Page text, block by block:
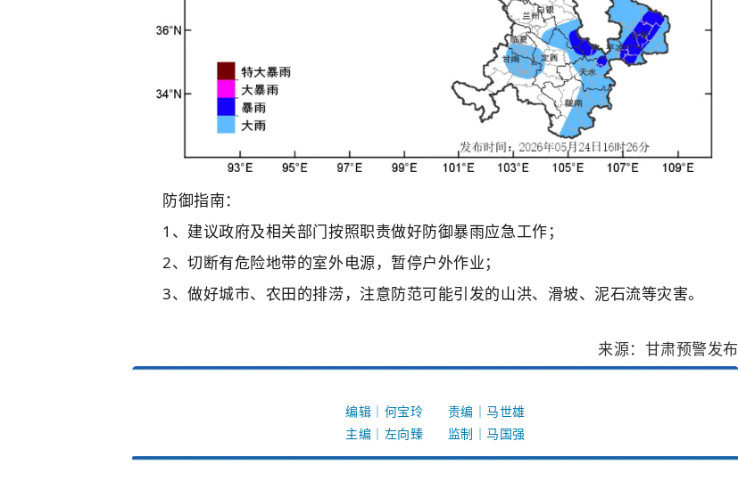
防御指南：
1、建议政府及相关部门按照职责做好防御暴雨应急工作；
2、切断有危险地带的室外电源，暂停户外作业；
3、做好城市、农田的排涝，注意防范可能引发的山洪、滑坡、泥石流等灾害。
来源：甘肃预警发布
编辑｜何宝玲 责编｜马世雄
主编｜左向臻 监制｜马国强